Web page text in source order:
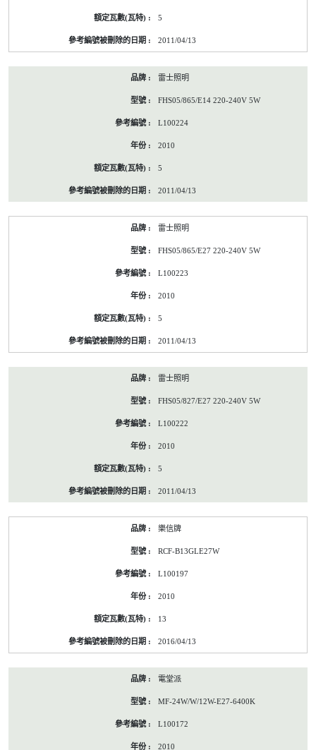
5
2011/04/13
雷士照明
FHS05/865/E14 220-240V 5W
L100224
2010
5
2011/04/13
雷士照明
FHS05/865/E27 220-240V 5W
L100223
2010
5
2011/04/13
雷士照明
FHS05/827/E27 220-240V 5W
L100222
2010
5
2011/04/13
樂信牌
RCF-B13GLE27W
L100197
2010
13
2016/04/13
電堂派
MF-24W/W/12W-E27-6400K
L100172
2010